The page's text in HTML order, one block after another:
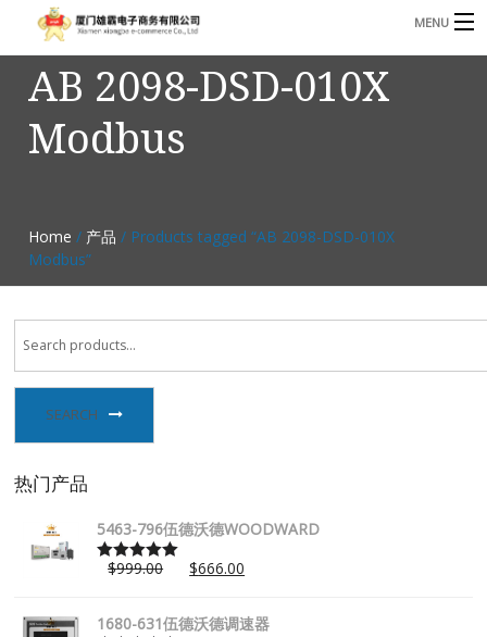
MENU
3221366881@qq.com Phone: +86 17750010683
首页
资讯
联系我们
AB 2098-DSD-010X
Modbus
Home / 产品 / Products tagged “AB 2098-DSD-010X
Modbus”
SEARCH
热门产品
5463-796伍德沃德WOODWARD
Rated5.00
$999.00 $666.00
1680-631伍德沃德调速器